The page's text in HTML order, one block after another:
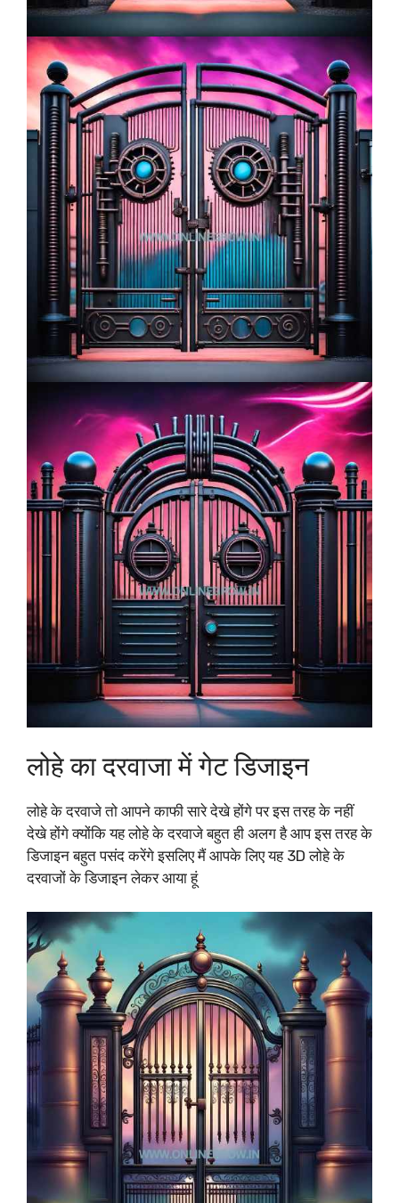
लोहे का दरवाजा में गेट डिजाइन
लोहे के दरवाजे तो आपने काफी सारे देखे होंगे पर इस तरह के नहीं
देखे होंगे क्योंकि यह लोहे के दरवाजे बहुत ही अलग है आप इस तरह के
डिजाइन बहुत पसंद करेंगे इसलिए मैं आपके लिए यह 3D लोहे के
दरवाजों के डिजाइन लेकर आया हूं